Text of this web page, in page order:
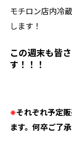
モチロン店内冷
します！
この週末も皆
す！！！
※それぞれ予定
ます。何卒ご了承